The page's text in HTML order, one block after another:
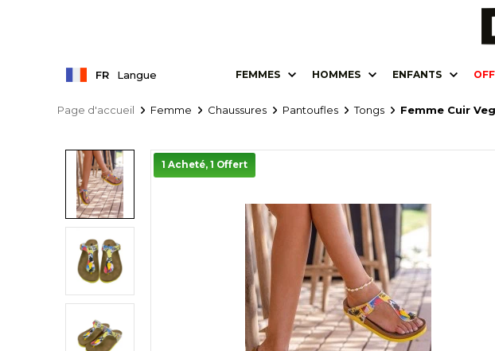
FR Langue FEMMES HOMMES ENFANTS
Page d'accueil Femme Chaussures Pantoufles Tongs Femme Cuir
1 Acheté, 1 Offert